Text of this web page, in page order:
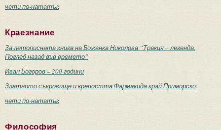
чети по-нататък
Краезнание
За летописната книга на Божанка Николова “Тракия – легенда.
Поглед назад във времето”
Иван Богоров – 200 години
Златното съкровище и крепостта Фармакида край Приморско
чети по-нататък
Философия